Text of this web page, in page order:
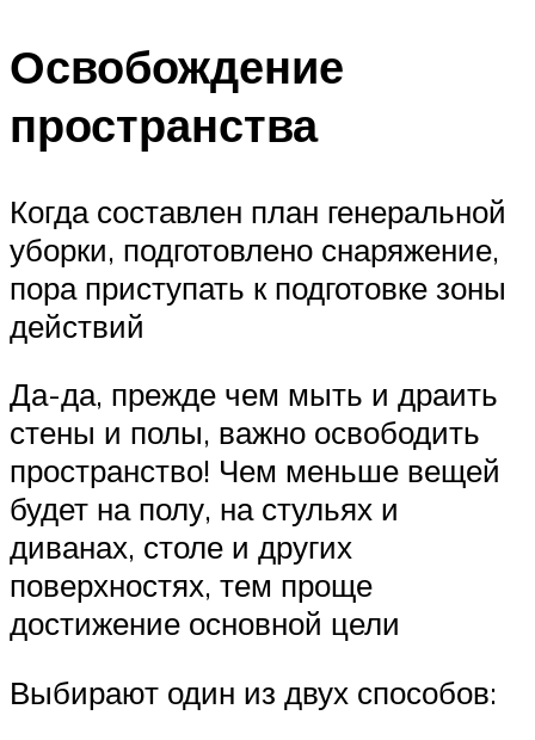
Освобождение
пространства
Когда составлен план генеральной
уборки, подготовлено снаряжение,
пора приступать к подготовке зоны
действий
Да-да, прежде чем мыть и драить
стены и полы, важно освободить
пространство! Чем меньше вещей
будет на полу, на стульях и
диванах, столе и других
поверхностях, тем проще
достижение основной цели
Выбирают один из двух способов: